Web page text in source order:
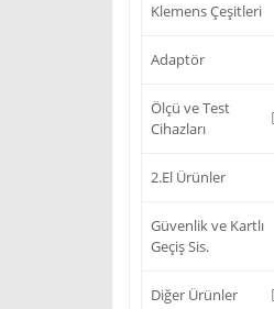
Klemens Çeşitleri
Adaptör
Ölçü ve Test
Cihazları
2.El Ürünler
Güvenlik ve Kartlı
Geçiş Sis.
Diğer Ürünler